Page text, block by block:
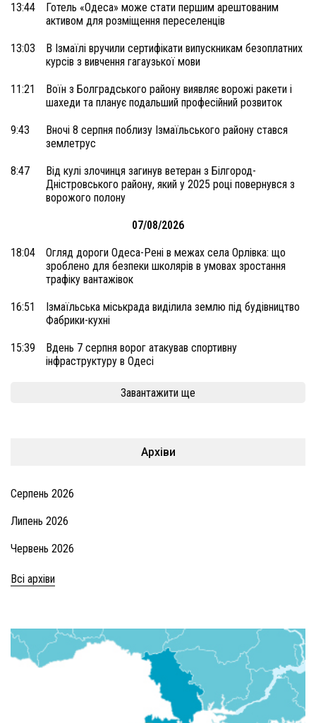
13:44
Готель «Одеса» може стати першим арештованим
активом для розміщення переселенців
13:03
В Ізмаїлі вручили сертифікати випускникам безоплатних
курсів з вивчення гагаузької мови
11:21
Воїн з Болградського району виявляє ворожі ракети і
шахеди та планує подальший професійний розвиток
9:43
Вночі 8 серпня поблизу Ізмаїльського району стався
землетрус
8:47
Від кулі злочинця загинув ветеран з Білгород-
Дністровського району, який у 2025 році повернувся з
ворожого полону
07/08/2026
18:04
Огляд дороги Одеса-Рені в межах села Орлівка: що
зроблено для безпеки школярів в умовах зростання
трафіку вантажівок
16:51
Ізмаїльська міськрада виділила землю під будівництво
Фабрики-кухні
15:39
Вдень 7 серпня ворог атакував спортивну
інфраструктуру в Одесі
Завантажити ще
Архіви
Серпень 2026
Липень 2026
Червень 2026
Всі архіви